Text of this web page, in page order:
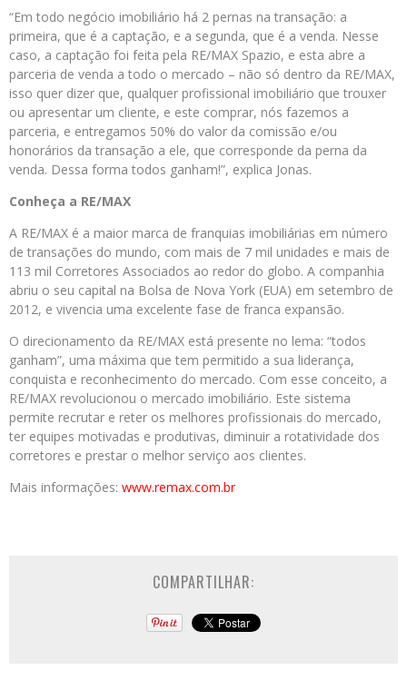
“Em todo negócio imobiliário há 2 pernas na transação: a
primeira, que é a captação, e a segunda, que é a venda. Nesse
caso, a captação foi feita pela RE/MAX Spazio, e esta abre a
parceria de venda a todo o mercado – não só dentro da RE/MAX,
isso quer dizer que, qualquer profissional imobiliário que trouxer
ou apresentar um cliente, e este comprar, nós fazemos a
parceria, e entregamos 50% do valor da comissão e/ou
honorários da transação a ele, que corresponde da perna da
venda. Dessa forma todos ganham!”, explica Jonas.
Conheça a RE/MAX
A RE/MAX é a maior marca de franquias imobiliárias em número
de transações do mundo, com mais de 7 mil unidades e mais de
113 mil Corretores Associados ao redor do globo. A companhia
abriu o seu capital na Bolsa de Nova York (EUA) em setembro de
2012, e vivencia uma excelente fase de franca expansão.
O direcionamento da RE/MAX está presente no lema: “todos
ganham”, uma máxima que tem permitido a sua liderança,
conquista e reconhecimento do mercado. Com esse conceito, a
RE/MAX revolucionou o mercado imobiliário. Este sistema
permite recrutar e reter os melhores profissionais do mercado,
ter equipes motivadas e produtivas, diminuir a rotatividade dos
corretores e prestar o melhor serviço aos clientes.
Mais informações: www.remax.com.br
COMPARTILHAR: